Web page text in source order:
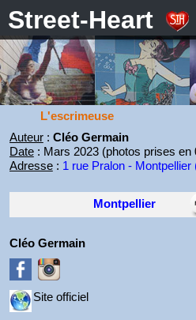
Street-Heart
L'escrimeuse
Auteur: Cléo Germain
Date: Mars 2023 (photos prises en
Adresse: 1 rue Pralon - Montpellier
Montpellier
Cléo Germain
Site officiel